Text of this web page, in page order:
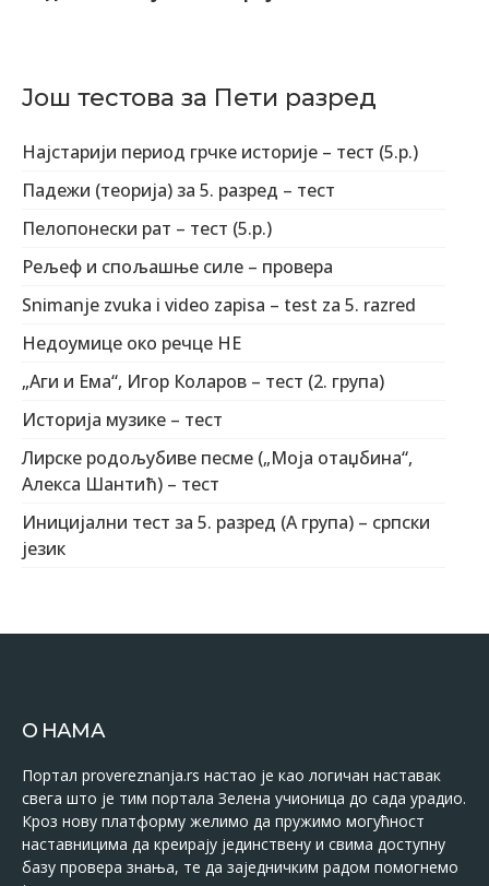
Још тестова за Пети разред
Најстарији период грчке историје – тест (5.р.)
Падежи (теорија) за 5. разред – тест
Пелопонески рат – тест (5.р.)
Рељеф и спољашње силе – провера
Snimanje zvuka i video zapisa – test za 5. razred
Недоумице око речце НЕ
„Аги и Ема“, Игор Коларов – тест (2. група)
Историја музике – тест
Лирске родољубиве песме („Моја отаџбина“,
Алекса Шантић) – тест
Иницијални тест за 5. разред (А група) – српски
језик
О НАМА
Портал provereznanja.rs настао је као логичан наставак
свега што је тим портала Зелена учионица до сада урадио.
Кроз нову платформу желимо да пружимо могућност
наставницима да креирају јединствену и свима доступну
базу провера знања, те да заједничким радом помогнемо